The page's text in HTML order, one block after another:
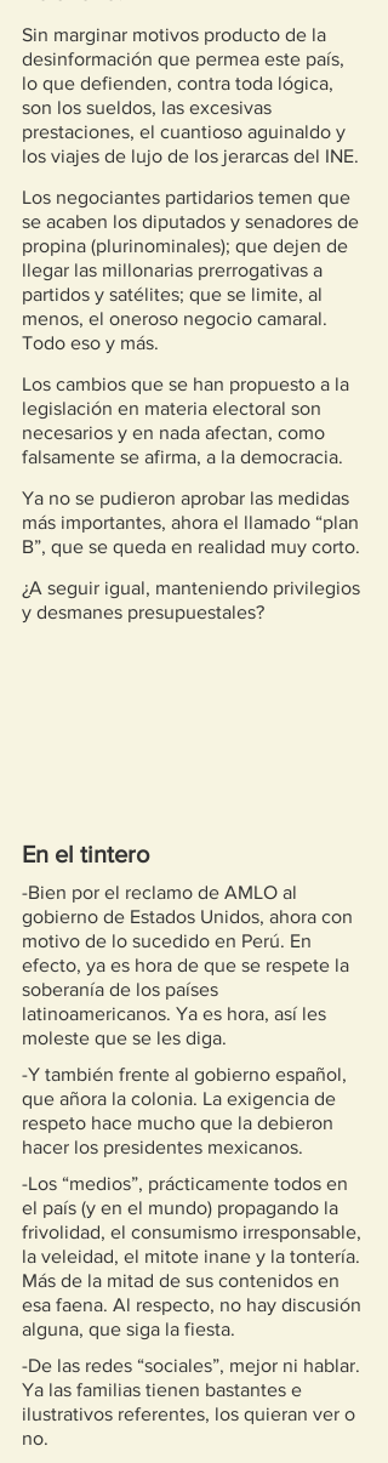
Sin marginar motivos producto de la
desinformación que permea este país,
lo que defienden, contra toda lógica,
son los sueldos, las excesivas
prestaciones, el cuantioso aguinaldo y
los viajes de lujo de los jerarcas del INE.
Los negociantes partidarios temen que
se acaben los diputados y senadores de
propina (plurinominales); que dejen de
llegar las millonarias prerrogativas a
partidos y satélites; que se limite, al
menos, el oneroso negocio camaral.
Todo eso y más.
Los cambios que se han propuesto a la
legislación en materia electoral son
necesarios y en nada afectan, como
falsamente se afirma, a la democracia.
Ya no se pudieron aprobar las medidas
más importantes, ahora el llamado “plan
B”, que se queda en realidad muy corto.
¿A seguir igual, manteniendo privilegios
y desmanes presupuestales?
En el tintero
-Bien por el reclamo de AMLO al
gobierno de Estados Unidos, ahora con
motivo de lo sucedido en Perú. En
efecto, ya es hora de que se respete la
soberanía de los países
latinoamericanos. Ya es hora, así les
moleste que se les diga.
-Y también frente al gobierno español,
que añora la colonia. La exigencia de
respeto hace mucho que la debieron
hacer los presidentes mexicanos.
-Los “medios”, prácticamente todos en
el país (y en el mundo) propagando la
frivolidad, el consumismo irresponsable,
la veleidad, el mitote inane y la tontería.
Más de la mitad de sus contenidos en
esa faena. Al respecto, no hay discusión
alguna, que siga la fiesta.
-De las redes “sociales”, mejor ni hablar.
Ya las familias tienen bastantes e
ilustrativos referentes, los quieran ver o
no.